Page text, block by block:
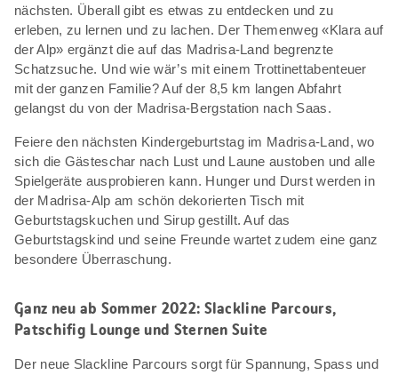
nächsten. Überall gibt es etwas zu entdecken und zu
erleben, zu lernen und zu lachen. Der Themenweg «Klara auf
der Alp» ergänzt die auf das Madrisa-Land begrenzte
Schatzsuche. Und wie wär’s mit einem Trottinettabenteuer
mit der ganzen Familie? Auf der 8,5 km langen Abfahrt
gelangst du von der Madrisa-Bergstation nach Saas.
Feiere den nächsten Kindergeburtstag im Madrisa-Land, wo
sich die Gästeschar nach Lust und Laune austoben und alle
Spielgeräte ausprobieren kann. Hunger und Durst werden in
der Madrisa-Alp am schön dekorierten Tisch mit
Geburtstagskuchen und Sirup gestillt. Auf das
Geburtstagskind und seine Freunde wartet zudem eine ganz
besondere Überraschung.
Ganz neu ab Sommer 2022: Slackline Parcours,
Patschifig Lounge und Sternen Suite
Der neue Slackline Parcours sorgt für Spannung, Spass und